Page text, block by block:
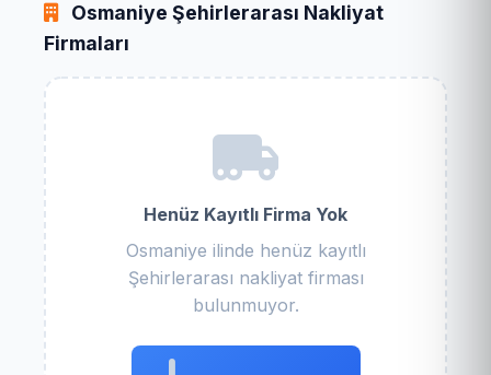
Osmaniye Şehirlerarası Nakliyat
Firmaları
Henüz Kayıtlı Firma Yok
Osmaniye ilinde henüz kayıtlı
Şehirlerarası nakliyat firması
bulunmuyor.